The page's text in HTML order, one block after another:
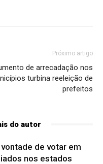
Próximo artigo
de arrecadação nos
turbina reeleição de
prefeitos
do autor
de votar em
nos estados